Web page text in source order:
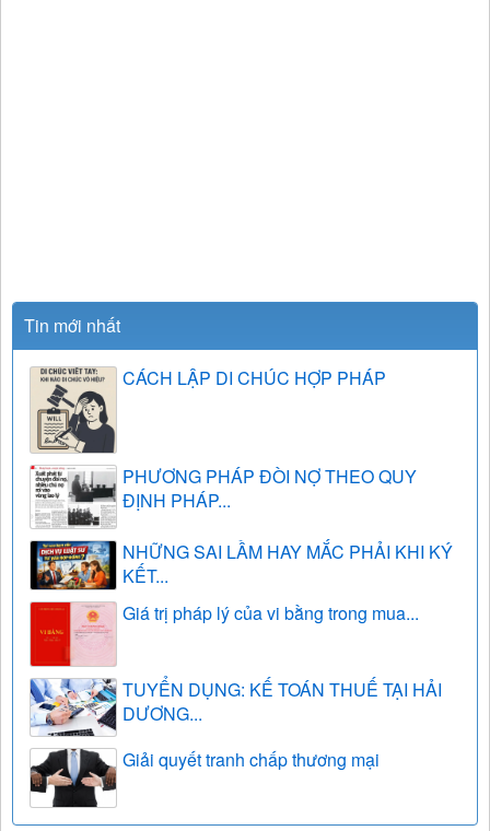
Tin mới nhất
CÁCH LẬP DI CHÚC HỢP PHÁP
PHƯƠNG PHÁP ĐÒI NỢ THEO QUY
ĐỊNH PHÁP...
NHỮNG SAI LẦM HAY MẮC PHẢI KHI KÝ
KẾT...
Giá trị pháp lý của vi bằng trong mua...
TUYỂN DỤNG: KẾ TOÁN THUẾ TẠI HẢI
DƯƠNG...
Giải quyết tranh chấp thương mại